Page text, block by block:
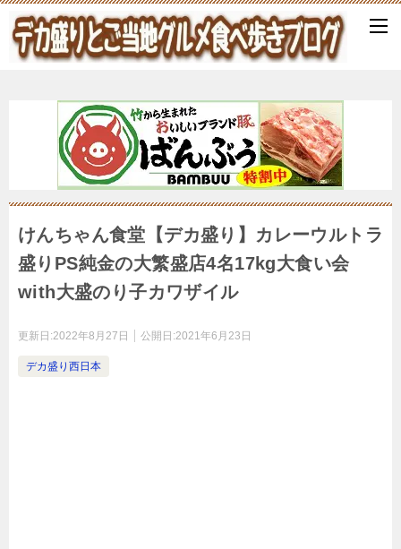
けんちゃん食堂【デカ盛り】カレーウルトラ
盛りPS純金の大繁盛店4名17kg大食い会
with大盛のり子カワザイル
更新日:2022年8月27日 公開日:2021年6月23日
デカ盛り西日本